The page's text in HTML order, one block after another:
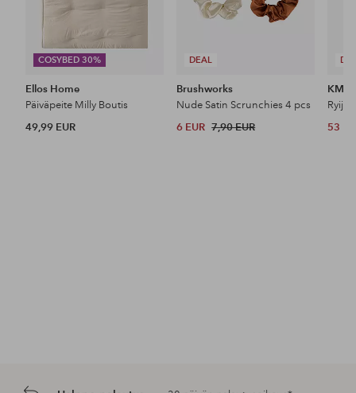
COSYBED 30%
Ellos Home
Päiväpeite Milly Boutis
49,99 EUR
DEAL
Brushworks
Nude Satin Scrunchies 4 pcs
6 EUR 7,90 EUR
KM
53